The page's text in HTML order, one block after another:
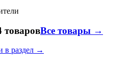
товаровВсе товары →
в раздел →